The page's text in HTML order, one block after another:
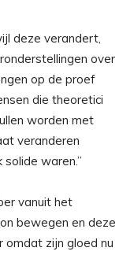
deze verandert,
over
op de proef
die theoretici
worden met
veranderen
waren.”
vanuit het
bewegen en deze
omdat zijn gloed nu